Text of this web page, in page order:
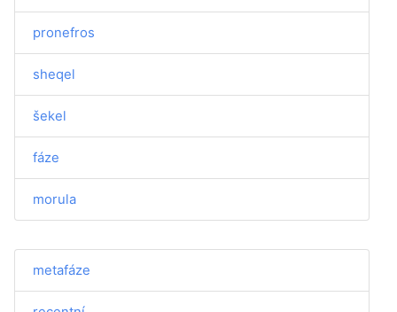
pronefros
sheqel
šekel
fáze
morula
metafáze